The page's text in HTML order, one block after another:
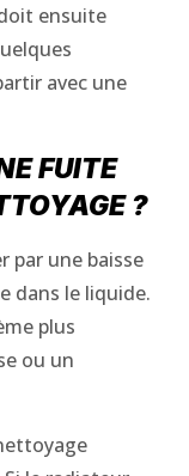
ensuite
avec une
FUITE
?
par une baisse
dans le liquide.
plus
ou un